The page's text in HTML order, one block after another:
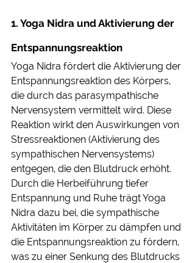
1. Yoga Nidra und Aktivierung der
Entspannungsreaktion
Yoga Nidra fördert die Aktivierung der
Entspannungsreaktion des Körpers,
die durch das parasympathische
Nervensystem vermittelt wird. Diese
Reaktion wirkt den Auswirkungen von
Stressreaktionen (Aktivierung des
sympathischen Nervensystems)
entgegen, die den Blutdruck erhöht.
Durch die Herbeiführung tiefer
Entspannung und Ruhe trägt Yoga
Nidra dazu bei, die sympathische
Aktivitäten im Körper zu dämpfen und
die Entspannungsreaktion zu fördern,
was zu einer Senkung des Blutdrucks